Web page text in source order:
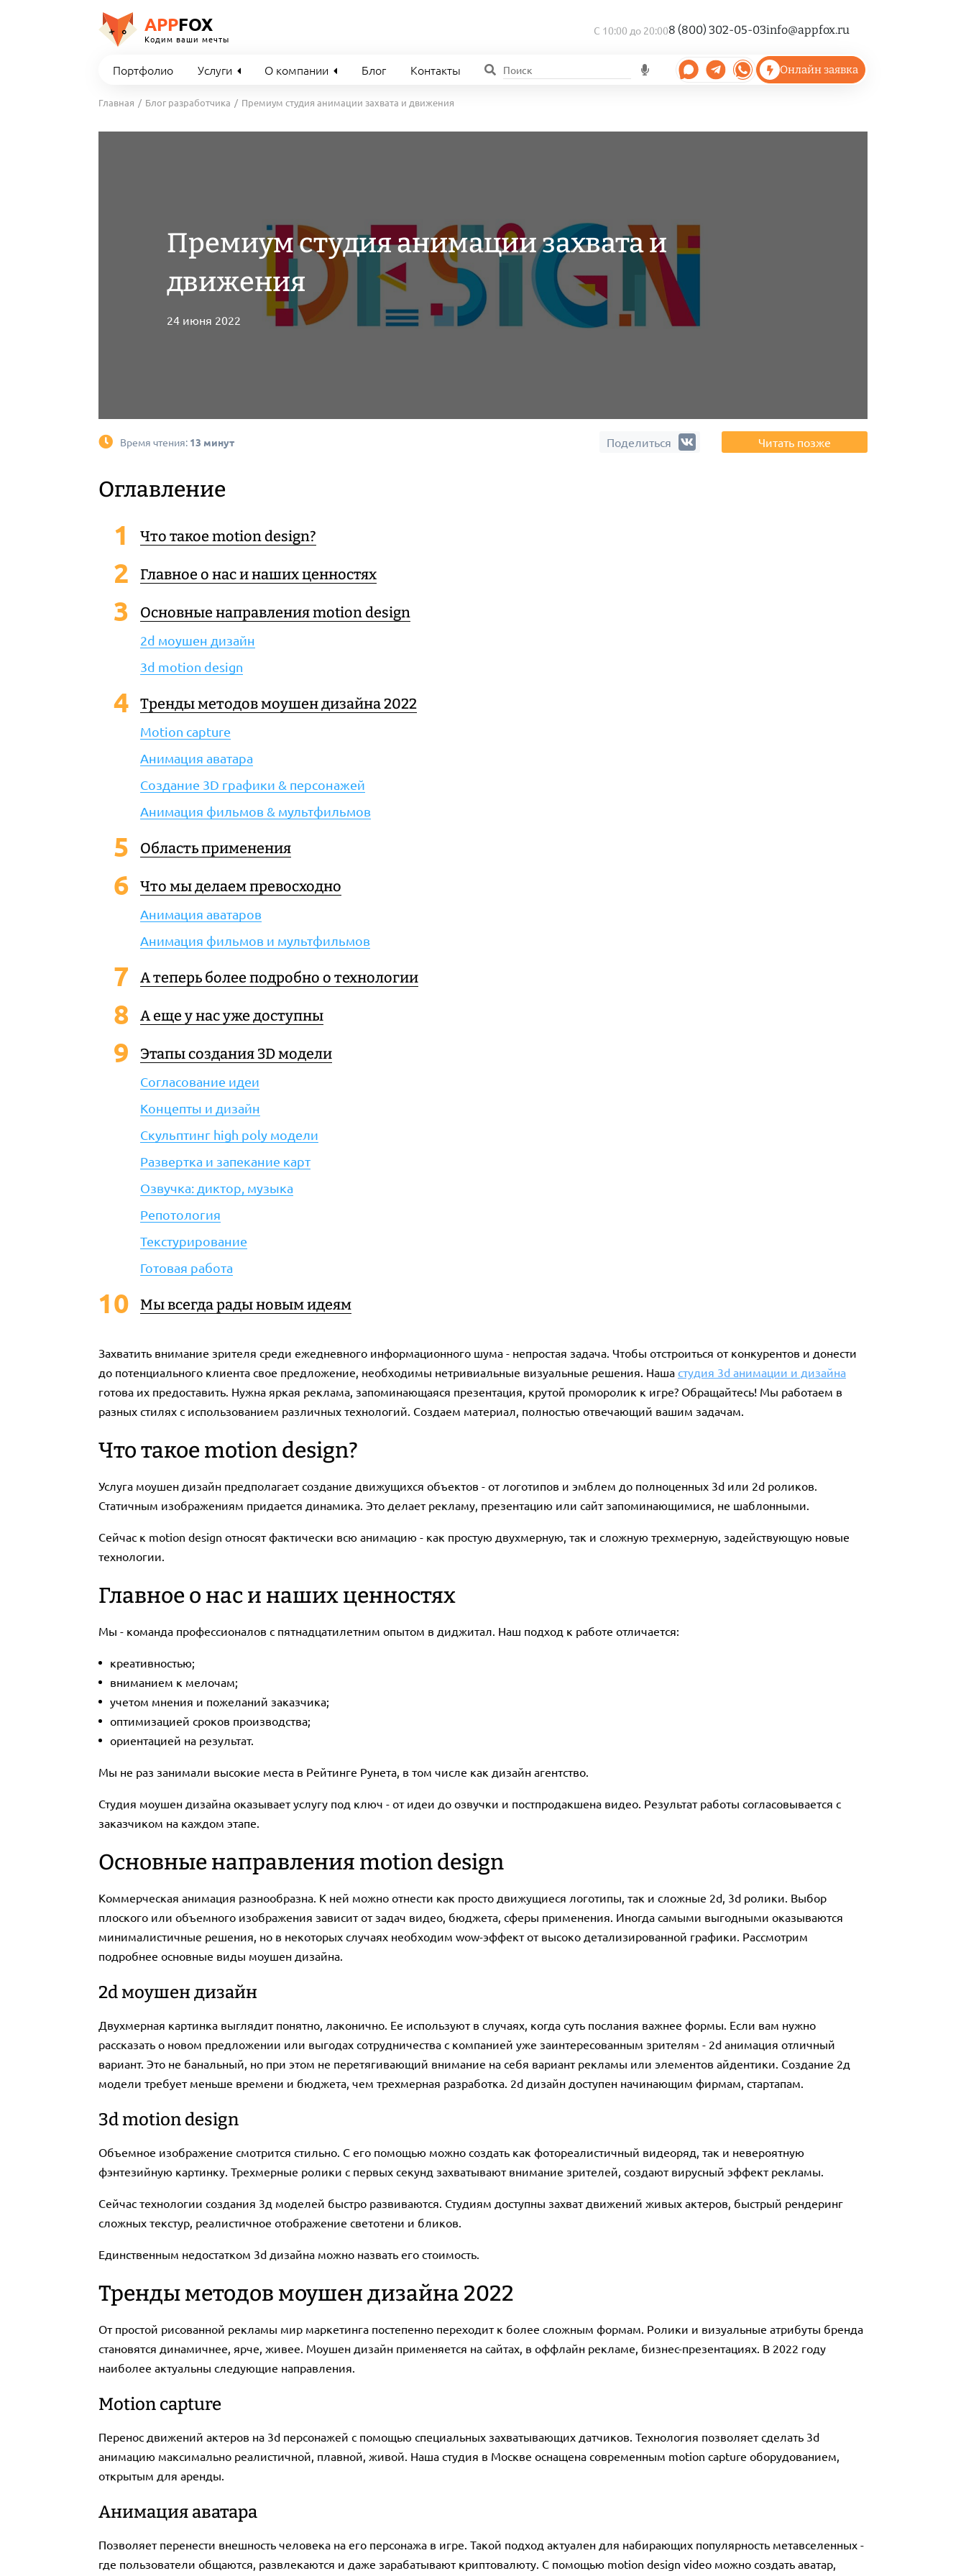
APPFOX
Кодим ваши мечты
С 10:00 до 20:008 (800) 302-05-03info@appfox.ru
Портфолио Услуги О компании Блог Контакты Онлайн заявка
Главная Блог разработчика Премиум студия анимации захвата и движения
Премиум студия анимации захвата и
движения
24 июня 2022
Время чтения: 13 минут Поделиться Читать позже
Оглавление
Что такое motion design?
Главное о нас и наших ценностях
Основные направления motion design
2d моушен дизайн
3d motion design
Тренды методов моушен дизайна 2022
Мotion capture
Анимация аватара
Создание 3D графики & персонажей
Анимация фильмов & мультфильмов
Область применения
Что мы делаем превосходно
Анимация аватаров
Анимация фильмов и мультфильмов
А теперь более подробно о технологии
А еще у нас уже доступны
Этапы создания 3D модели
Согласование идеи
Концепты и дизайн
Скульптинг high poly модели
Развертка и запекание карт
Озвучка: диктор, музыка
Репотология
Текстурирование
Готовая работа
Мы всегда рады новым идеям
Захватить внимание зрителя среди ежедневного информационного шума - непростая задача. Чтобы отстроиться от конкурентов и донести
до потенциального клиента свое предложение, необходимы нетривиальные визуальные решения. Наша студия 3d анимации и дизайна
готова их предоставить. Нужна яркая реклама, запоминающаяся презентация, крутой проморолик к игре? Обращайтесь! Мы работаем в
разных стилях с использованием различных технологий. Создаем материал, полностью отвечающий вашим задачам.
Что такое motion design?
Услуга моушен дизайн предполагает создание движущихся объектов - от логотипов и эмблем до полноценных 3d или 2d роликов.
Статичным изображениям придается динамика. Это делает рекламу, презентацию или сайт запоминающимися, не шаблонными.
Сейчас к motion design относят фактически всю анимацию - как простую двухмерную, так и сложную трехмерную, задействующую новые
технологии.
Главное о нас и наших ценностях
Мы - команда профессионалов с пятнадцатилетним опытом в диджитал. Наш подход к работе отличается:
креативностью;
вниманием к мелочам;
учетом мнения и пожеланий заказчика;
оптимизацией сроков производства;
ориентацией на результат.
Мы не раз занимали высокие места в Рейтинге Рунета, в том числе как дизайн агентство.
Студия моушен дизайна оказывает услугу под ключ - от идеи до озвучки и постпродакшена видео. Результат работы согласовывается с
заказчиком на каждом этапе.
Основные направления motion design
Коммерческая анимация разнообразна. К ней можно отнести как просто движущиеся логотипы, так и сложные 2d, 3d ролики. Выбор
плоского или объемного изображения зависит от задач видео, бюджета, сферы применения. Иногда самыми выгодными оказываются
минималистичные решения, но в некоторых случаях необходим wow-эффект от высоко детализированной графики. Рассмотрим
подробнее основные виды моушен дизайна.
2d моушен дизайн
Двухмерная картинка выглядит понятно, лаконично. Ее используют в случаях, когда суть послания важнее формы. Если вам нужно
рассказать о новом предложении или выгодах сотрудничества с компанией уже заинтересованным зрителям - 2d анимация отличный
вариант. Это не банальный, но при этом не перетягивающий внимание на себя вариант рекламы или элементов айдентики. Создание 2д
модели требует меньше времени и бюджета, чем трехмерная разработка. 2d дизайн доступен начинающим фирмам, стартапам.
3d motion design
Объемное изображение смотрится стильно. С его помощью можно создать как фотореалистичный видеоряд, так и невероятную
фэнтезийную картинку. Трехмерные ролики с первых секунд захватывают внимание зрителей, создают вирусный эффект рекламы.
Сейчас технологии создания 3д моделей быстро развиваются. Студиям доступны захват движений живых актеров, быстрый рендеринг
сложных текстур, реалистичное отображение светотени и бликов.
Единственным недостатком 3d дизайна можно назвать его стоимость.
Тренды методов моушен дизайна 2022
От простой рисованной рекламы мир маркетинга постепенно переходит к более сложным формам. Ролики и визуальные атрибуты бренда
становятся динамичнее, ярче, живее. Моушен дизайн применяется на сайтах, в оффлайн рекламе, бизнес-презентациях. В 2022 году
наиболее актуальны следующие направления.
Мotion capture
Перенос движений актеров на 3d персонажей с помощью специальных захватывающих датчиков. Технология позволяет сделать 3d
анимацию максимально реалистичной, плавной, живой. Наша студия в Москве оснащена современным motion capture оборудованием,
открытым для аренды.
Анимация аватара
Позволяет перенести внешность человека на его персонажа в игре. Такой подход актуален для набирающих популярность метавселенных -
где пользователи общаются, развлекаются и даже зарабатывают криптовалюту. С помощью motion design video можно создать аватар,